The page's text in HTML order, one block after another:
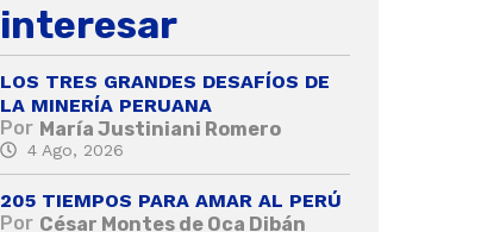
interesar
LOS TRES GRANDES DESAFÍOS DE
LA MINERÍA PERUANA
Por María Justiniani Romero
4 Ago, 2026
205 TIEMPOS PARA AMAR AL PERÚ
Por César Montes de Oca Dibán